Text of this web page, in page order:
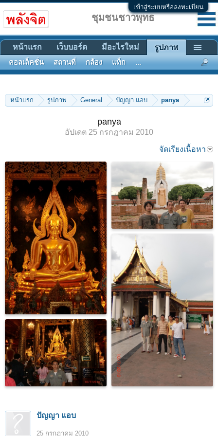
เข้าสู่ระบบหรือลงทะเบียน
หน้าแรก รูปภาพ General ปัญญา แอบ panya
panya
อัปเดต 25 กรกฎาคม 2010
จัดเรียงเนื้อหา
ปัญญา แอบ
25 กรกฎาคม 2010
ชุมชนชาวพุทธ
หน้าแรก เว็บบอร์ด มีอะไรใหม่ รูปภาพ
คอลเล็คชั่น สถานที่ กล้อง แท็ก ...